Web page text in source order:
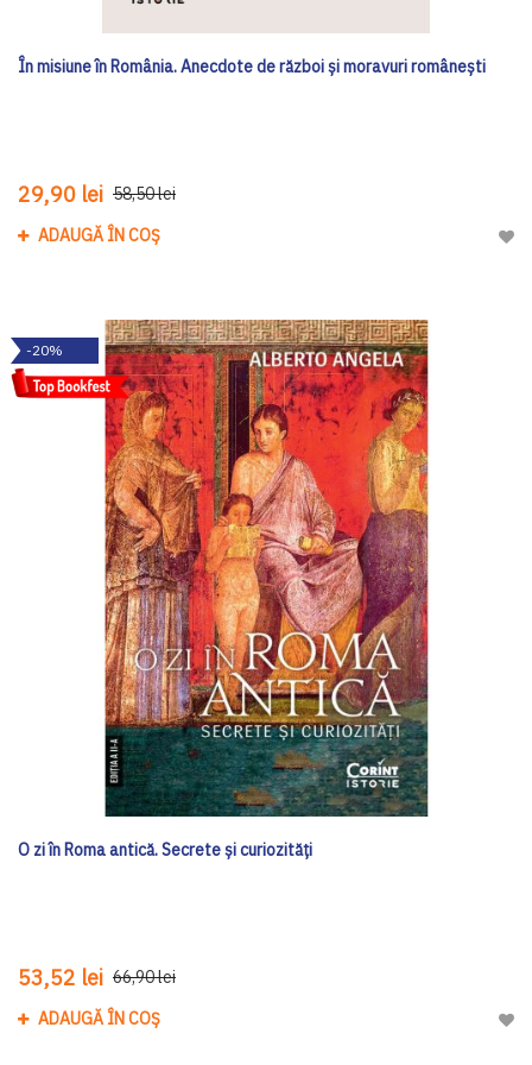
În misiune în România. Anecdote de război și moravuri românești
29,90 lei 58,50 lei
ADAUGĂ ÎN COȘ
-20%
O zi în Roma antică. Secrete şi curiozităţi
53,52 lei 66,90 lei
ADAUGĂ ÎN COȘ